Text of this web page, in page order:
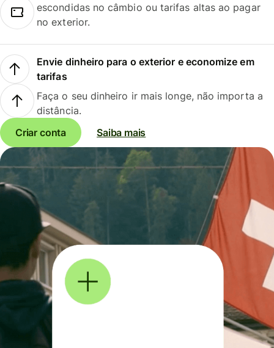
escondidas no câmbio ou tarifas altas ao pagar
no exterior.
Envie dinheiro para o exterior e economize em
tarifas
Faça o seu dinheiro ir mais longe, não importa a
distância.
Criar conta
Saiba mais